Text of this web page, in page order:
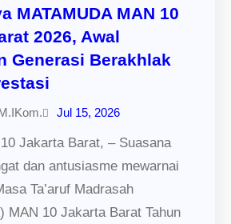
MATAMUDA MAN 10
2026, Awal
Generasi Berakhlak
Jul 15, 2026
Jakarta Barat, – Suasana
dan antusiasme mewarnai
Ta’aruf Madrasah
MAN 10 Jakarta Barat Tahun